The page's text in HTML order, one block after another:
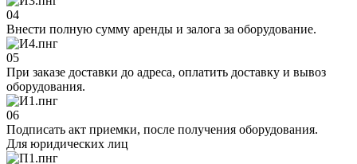
04
Внести полную сумму аренды и залога за оборудование.
05
При заказе доставки до адреса, оплатить доставку и вывоз
оборудования.
06
Подписать акт приемки, после получения оборудования.
Для юридических лиц